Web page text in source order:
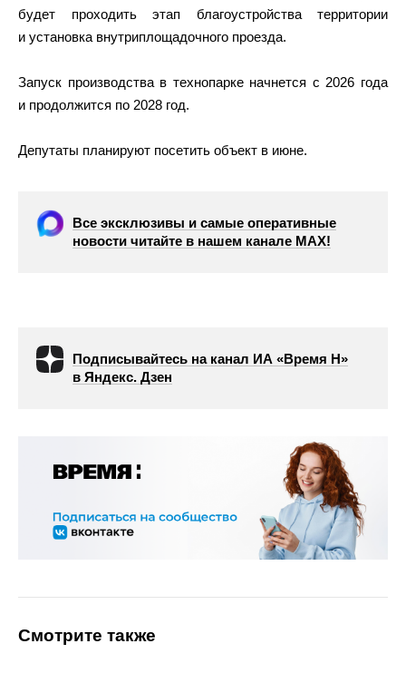
будет проходить этап благоустройства территории
и установка внутриплощадочного проезда.
Запуск производства в технопарке начнется с 2026 года
и продолжится по 2028 год.
Депутаты планируют посетить объект в июне.
Все эксклюзивы и самые оперативные
новости читайте в нашем канале МАХ!
Подписывайтесь на канал ИА «Время Н»
в Яндекс. Дзен
Смотрите также